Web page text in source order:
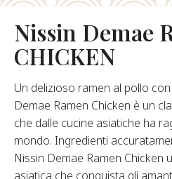
Fondatore
Storia
Aziendali
Nissin Demae
CHICKEN
Un delizioso ramen al pollo
Demae Ramen Chicken è un
che dalle cucine asiatiche ha
mondo. Ingredienti
Nissin Demae Ramen Chicken
asiatica che conquista gli